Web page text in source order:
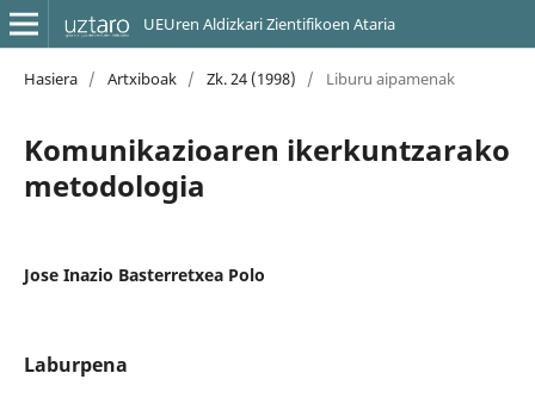
UEUren Aldizkari Zientifikoen Ataria
Hasiera / Artxiboak / Zk. 24 (1998) / Liburu aipamenak
Komunikazioaren ikerkuntzarako
metodologia
Jose Inazio Basterretxea Polo
Laburpena